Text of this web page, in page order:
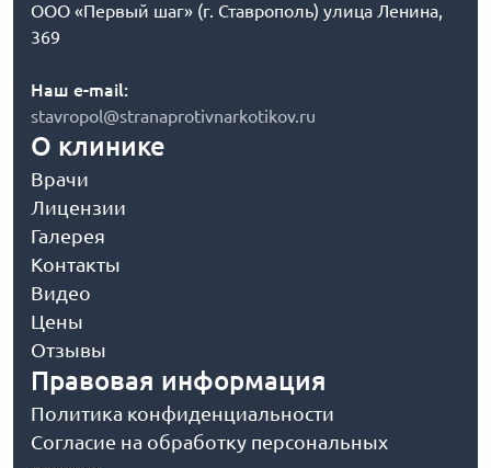
ООО «Первый шаг» (г. Ставрополь) улица Ленина,
369
Наш e-mail:
stavropol@stranaprotivnarkotikov.ru
О клинике
Врачи
Лицензии
Галерея
Контакты
Видео
Цены
Отзывы
Правовая информация
Политика конфиденциальности
Согласие на обработку персональных